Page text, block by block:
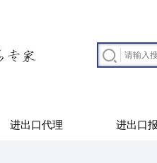
进出口代理 进出口